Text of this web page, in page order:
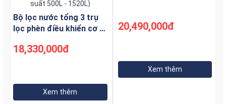
Bộ lọc nước tổng 3 trụ
lọc phèn điều khiển cơ (
18,330,000đ
Xem thêm
20,490,000đ
Xem thêm